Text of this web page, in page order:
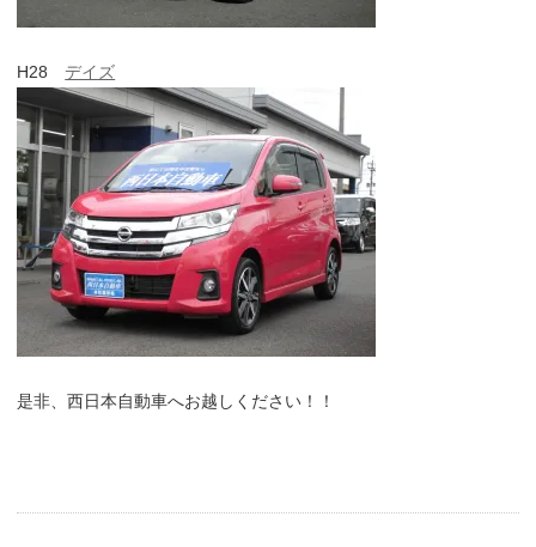
H28デイズ
是非、西日本自動車へお越しください！！